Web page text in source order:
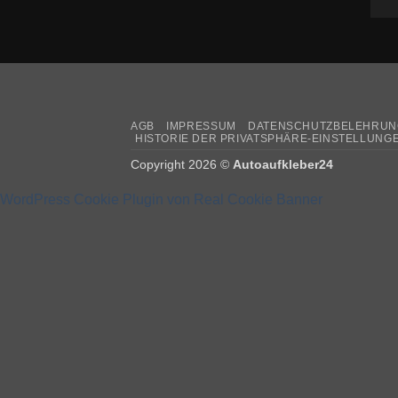
AGB IMPRESSUM
HISTORIE DER PRIVATSPHÄRE-
Copyright 2026 © Autoaufkleber24
WordPress Cookie Plugin von Real Cookie Banner